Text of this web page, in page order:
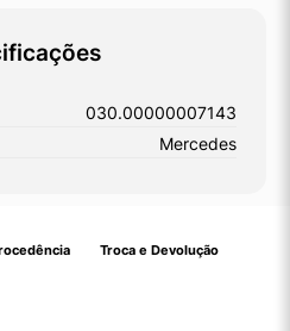
030.00000007143
Mercedes
Troca e Devolução